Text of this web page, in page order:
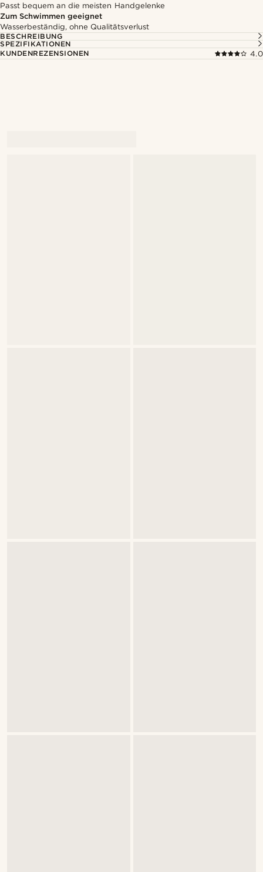
Passt bequem an die meisten Handgelenke
Zum Schwimmen geeignet
Wasserbeständig, ohne Qualitätsverlust
BESCHREIBUNG
SPEZIFIKATIONEN
KUNDENREZENSIONEN
4.0